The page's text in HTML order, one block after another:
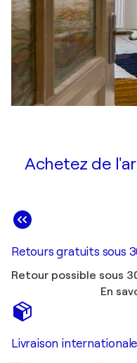
Achetez de
Retours gratuits sous
Retour possible sous
En
Livraison